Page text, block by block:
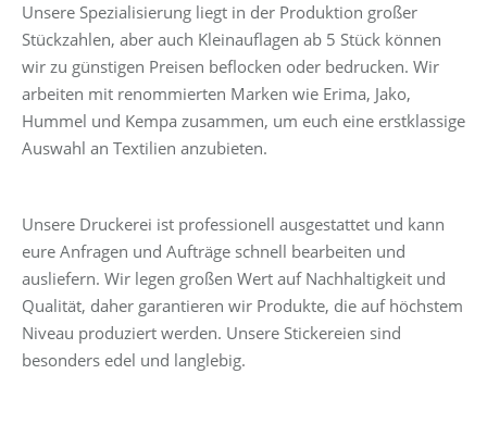
Unsere Spezialisierung liegt in der Produktion großer
Stückzahlen, aber auch Kleinauflagen ab 5 Stück können
wir zu günstigen Preisen beflocken oder bedrucken. Wir
arbeiten mit renommierten Marken wie Erima, Jako,
Hummel und Kempa zusammen, um euch eine erstklassige
Auswahl an Textilien anzubieten.
Unsere Druckerei ist professionell ausgestattet und kann
eure Anfragen und Aufträge schnell bearbeiten und
ausliefern. Wir legen großen Wert auf Nachhaltigkeit und
Qualität, daher garantieren wir Produkte, die auf höchstem
Niveau produziert werden. Unsere Stickereien sind
besonders edel und langlebig.